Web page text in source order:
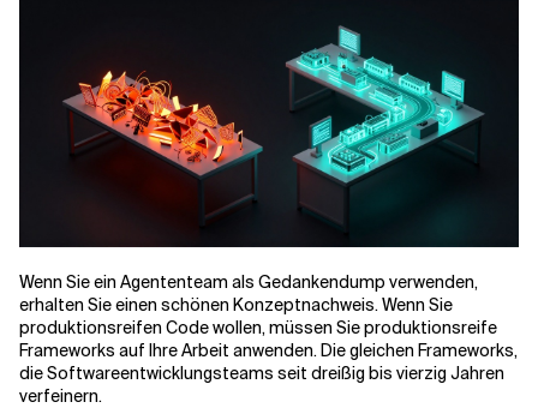
Wenn Sie ein Agententeam als Gedankendump verwenden,
erhalten Sie einen schönen Konzeptnachweis. Wenn Sie
produktionsreifen Code wollen, müssen Sie produktionsreife
Frameworks auf Ihre Arbeit anwenden. Die gleichen Frameworks,
die Softwareentwicklungsteams seit dreißig bis vierzig Jahren
verfeinern.